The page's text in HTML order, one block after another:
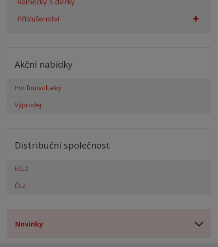
Příslušenství
Akční nabídky
Pro fotovoltaiky
Výprodej
Distribuční společnost
EG.D
ČEZ
Novinky